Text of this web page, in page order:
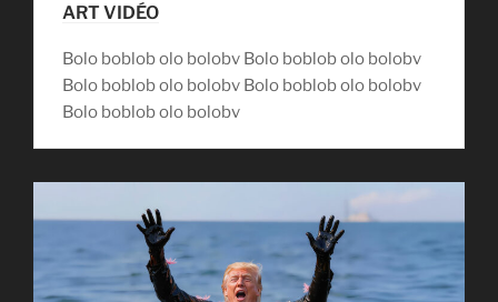
ART VIDÉO
Bolo boblob olo bolobv Bolo boblob olo bolobv
Bolo boblob olo bolobv Bolo boblob olo bolobv
Bolo boblob olo bolobv